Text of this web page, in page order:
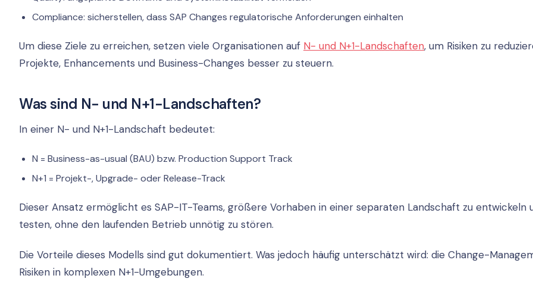
Compliance: sicherstellen, dass SAP Changes regulatorische Anforderungen einhalten
Um diese Ziele zu erreichen, setzen viele Organisationen auf N- und N+1-Landschaften, um Risiken zu
Projekte, Enhancements und Business-Changes besser zu steuern.
Was sind N- und N+1-Landschaften?
In einer N- und N+1-Landschaft bedeutet:
N = Business-as-usual (BAU) bzw. Production Support Track
N+1 = Projekt-, Upgrade- oder Release-Track
Dieser Ansatz ermöglicht es SAP-IT-Teams, größere Vorhaben in einer separaten Landschaft zu entwickeln
testen, ohne den laufenden Betrieb unnötig zu stören.
Die Vorteile dieses Modells sind gut dokumentiert. Was jedoch häufig unterschätzt wird: die Change-
Risiken in komplexen N+1-Umgebungen.